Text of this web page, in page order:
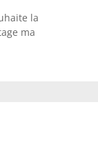
la
ma